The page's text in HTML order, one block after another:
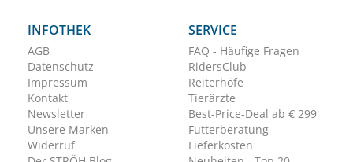
INFOTHEK
AGB
Datenschutz
Impressum
Kontakt
Newsletter
Unsere Marken
Widerruf
SERVICE
FAQ - Häufige Fragen
RidersClub
Reiterhöfe
Tierärzte
Best-Price-Deal ab € 299
Futterberatung
Lieferkosten